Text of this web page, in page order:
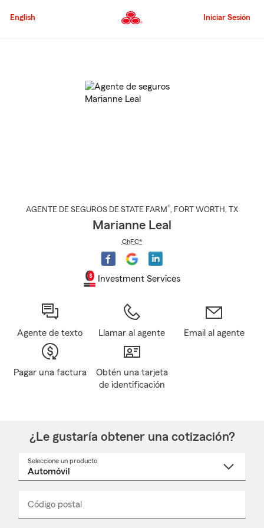
al
principal
English Iniciar Sesión
AGENTE DE SEGUROS DE STATE FARM®, FORT WORTH , TX
Marianne Leal
ChFC®
Investment Services
Agente de texto Llamar al agente Email al agente
Pagar una factura
Obtén una tarjeta
de identificación
¿Le gustaría obtener una cotización?
Seleccione un producto
desplegable
Código postal
_____